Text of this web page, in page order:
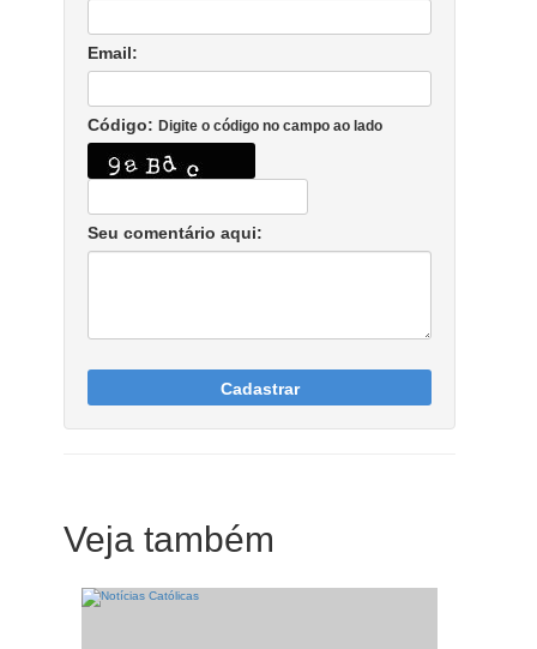
Email:
Código: Digite o código no campo ao lado
Seu comentário aqui:
Cadastrar
Veja também